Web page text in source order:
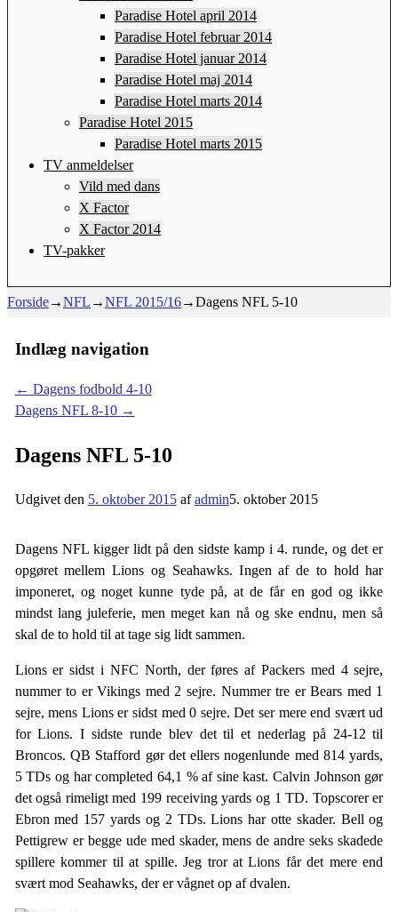
Paradise Hotel april 2014
Paradise Hotel februar 2014
Paradise Hotel januar 2014
Paradise Hotel maj 2014
Paradise Hotel marts 2014
Paradise Hotel 2015
Paradise Hotel marts 2015
TV anmeldelser
Vild med dans
X Factor
X Factor 2014
TV-pakker
Forside→NFL →NFL 2015/16→Dagens NFL 5-10
Indlæg navigation
← Dagens fodbold 4-10
Dagens NFL 8-10 →
Dagens NFL 5-10
Udgivet den 5. oktober 2015 afadmin5. oktober 2015
Dagens NFL kigger lidt på den sidste kamp i 4. runde, og det er
opgøret mellem Lions og Seahawks. Ingen af de to hold har
imponeret, og noget kunne tyde på, at de får en god og ikke
mindst lang juleferie, men meget kan nå og ske endnu, men så
skal de to hold til at tage sig lidt sammen.
Lions er sidst i NFC North, der føres af Packers med 4 sejre,
nummer to er Vikings med 2 sejre. Nummer tre er Bears med 1
sejre, mens Lions er sidst med 0 sejre. Det ser mere end svært ud
for Lions. I sidste runde blev det til et nederlag på 24-12 til
Broncos. QB Stafford gør det ellers nogenlunde med 814 yards,
5 TDs og har completed 64,1 % af sine kast. Calvin Johnson gør
det også rimeligt med 199 receiving yards og 1 TD. Topscorer er
Ebron med 157 yards og 2 TDs. Lions har otte skader. Bell og
Pettigrew er begge ude med skader, mens de andre seks skadede
spillere kommer til at spille. Jeg tror at Lions får det mere end
svært mod Seahawks, der er vågnet op af dvalen.